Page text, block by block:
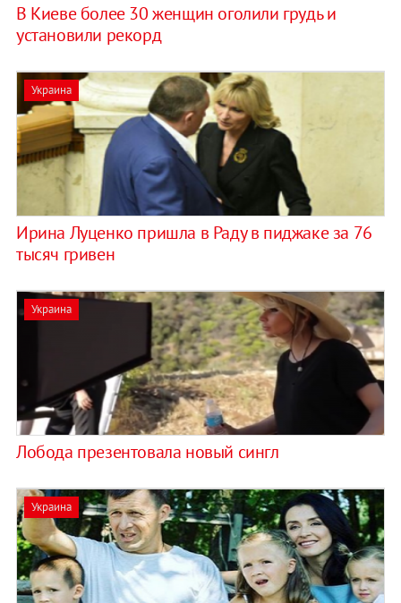
В Киеве более 30 женщин оголили грудь и
установили рекорд
Украина
Ирина Луценко пришла в Раду в пиджаке за 76
тысяч гривен
Украина
Лобода презентовала новый сингл
Украина